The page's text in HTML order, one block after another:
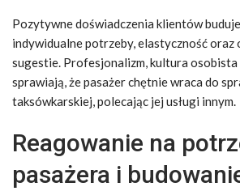
Pozytywne doświadczenia klientów buduje
indywidualne potrzeby, elastyczność
sugestie. Profesjonalizm, kultura osobista
sprawiają, że pasażer chętnie wraca do
taksówkarskiej, polecając jej usługi innym.
Reagowanie na
pasażera i